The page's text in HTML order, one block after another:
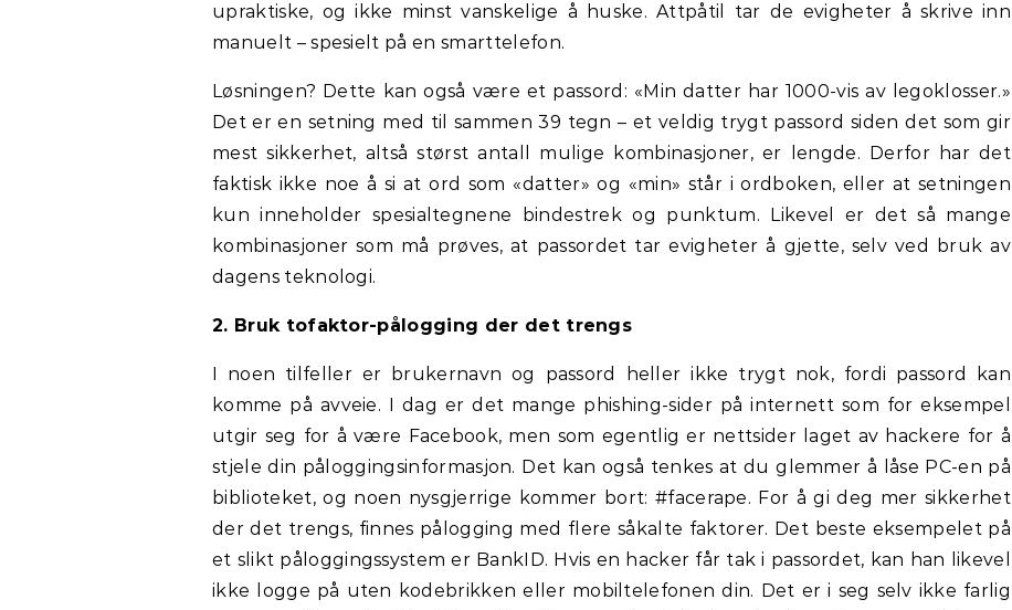
upraktiske, og ikke minst vanskelige å huske. Attpåtil tar de evigheter å skrive inn
manuelt – spesielt på en smarttelefon.
Løsningen? Dette kan også være et passord: «Min datter har 1000-vis av legoklosser.»
Det er en setning med til sammen 39 tegn – et veldig trygt passord siden det som gir
mest sikkerhet, altså størst antall mulige kombinasjoner, er lengde. Derfor har det
faktisk ikke noe å si at ord som «datter» og «min» står i ordboken, eller at setningen
kun inneholder spesialtegnene bindestrek og punktum. Likevel er det så mange
kombinasjoner som må prøves, at passordet tar evigheter å gjette, selv ved bruk av
dagens teknologi.
2. Bruk tofaktor-pålogging der det trengs
I noen tilfeller er brukernavn og passord heller ikke trygt nok, fordi passord kan
komme på avveie. I dag er det mange phishing-sider på internett som for eksempel
utgir seg for å være Facebook, men som egentlig er nettsider laget av hackere for å
stjele din påloggingsinformasjon. Det kan også tenkes at du glemmer å låse PC-en på
biblioteket, og noen nysgjerrige kommer bort: #facerape. For å gi deg mer sikkerhet
der det trengs, finnes pålogging med flere såkalte faktorer. Det beste eksempelet på
et slikt påloggingssystem er BankID. Hvis en hacker får tak i passordet, kan han likevel
ikke logge på uten kodebrikken eller mobiltelefonen din. Det er i seg selv ikke farlig